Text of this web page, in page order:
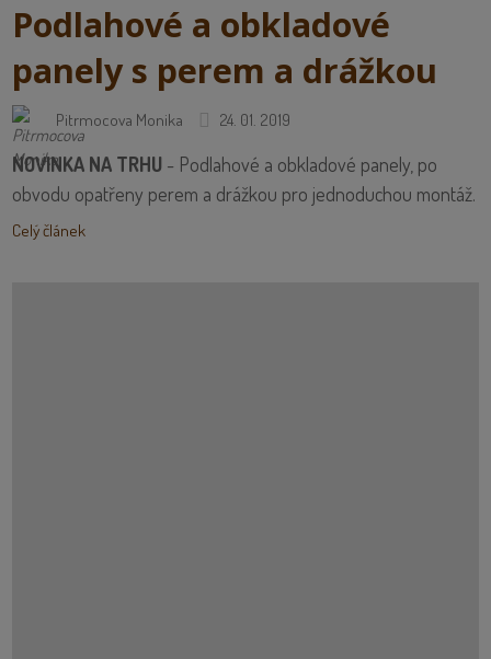
Podlahové a obkladové
panely s perem a drážkou
Pitrmocova Monika 24. 01. 2019
NOVINKA NA TRHU- Podlahové a obkladové panely, po
obvodu opatřeny perem a drážkou pro jednoduchou montáž.
Celý článek